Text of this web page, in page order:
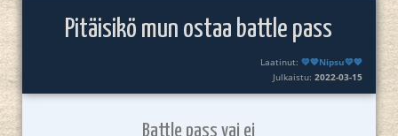
Pitäisikö mun ostaa battle pass
Laatinut:💛💙Nipsu💛💙
Julkaistu:2022-03-15
Battle pass vai ei